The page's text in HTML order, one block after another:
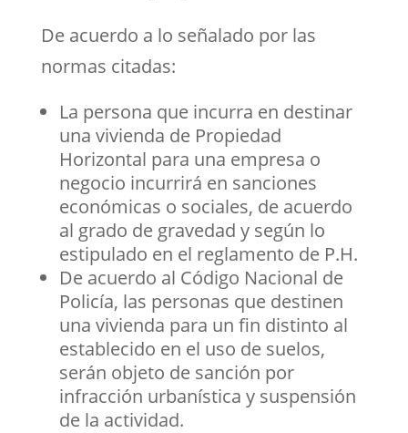
De acuerdo a lo señalado por las
normas citadas:
La persona que incurra en destinar
una vivienda de Propiedad
Horizontal para una empresa o
negocio incurrirá en sanciones
económicas o sociales, de acuerdo
al grado de gravedad y según lo
estipulado en el reglamento de P.H.
De acuerdo al Código Nacional de
Policía, las personas que destinen
una vivienda para un fin distinto al
establecido en el uso de suelos,
serán objeto de sanción por
infracción urbanística y suspensión
de la actividad.